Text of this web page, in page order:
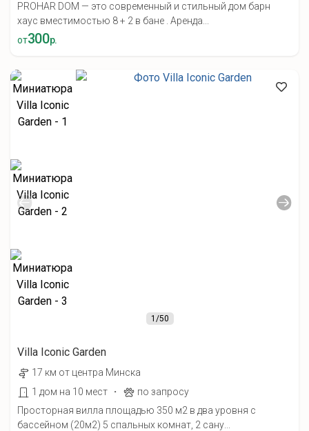
PROHAR DOM — это современный и стильный дом барн
хаус вместимостью 8 + 2 в бане . Аренда...
от300р.
1/50
Villa Iconic Garden
17 км от центра Минска
1 дом на 10 мест
·
по запросу
Просторная вилла площадью 350 м2 в два уровня с
бассейном (20м2) 5 спальных комнат, 2 сану...